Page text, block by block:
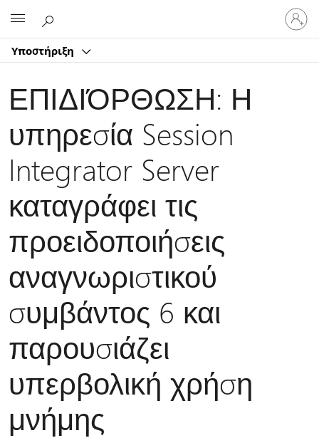
Υποστήριξη
Είσοδος
στον
ΕΠΙΔΙΌΡΘΩΣΗ: Η
υπηρεσία Session
Integrator Server
καταγράφει τις
προειδοποιήσεις
αναγνωριστικού
συμβάντος 6 και
παρουσιάζει
υπερβολική χρήση
μνήμης